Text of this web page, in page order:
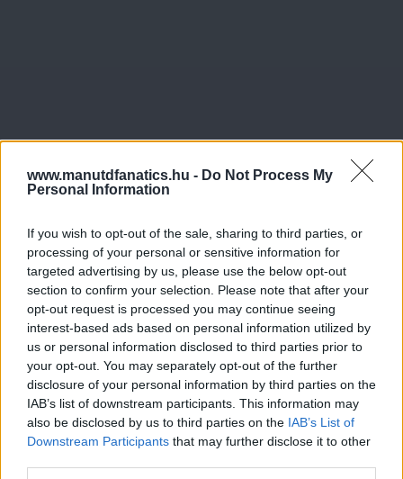
www.manutdfanatics.hu - Do Not Process My
Personal Information
If you wish to opt-out of the sale, sharing to third parties, or
processing of your personal or sensitive information for
targeted advertising by us, please use the below opt-out
section to confirm your selection. Please note that after your
opt-out request is processed you may continue seeing
interest-based ads based on personal information utilized by
us or personal information disclosed to third parties prior to
your opt-out. You may separately opt-out of the further
disclosure of your personal information by third parties on the
IAB’s list of downstream participants. This information may
also be disclosed by us to third parties on the IAB’s List of
Downstream Participants that may further disclose it to other